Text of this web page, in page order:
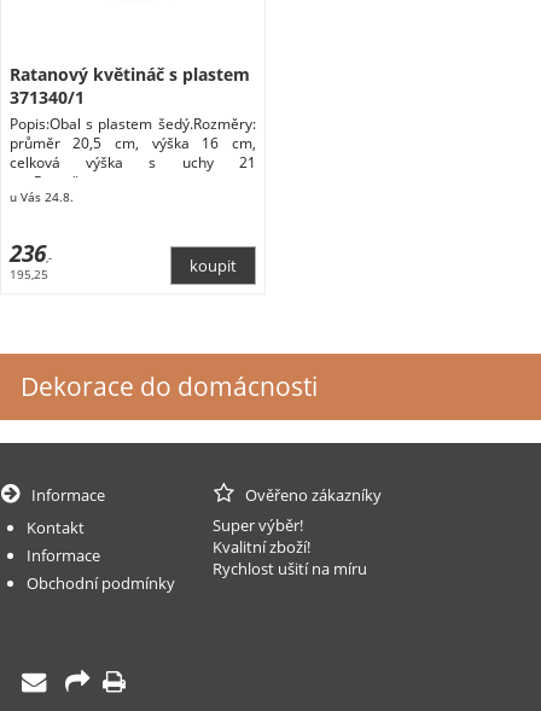
Ratanový květináč s plastem
371340/1
Popis:Obal s plastem šedý.Rozměry:
průměr 20,5 cm, výška 16 cm,
celková výška s uchy 21
cm.Rozměry:
u Vás 24.8.
236,-
195,25
Dekorace do domácnosti
Informace
Kontakt
Informace
Obchodní podmínky
Ověřeno zákazníky
Super výběr!
Kvalitní zboží!
Rychlost ušití na míru